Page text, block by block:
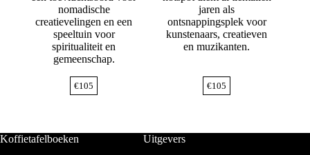
nomadische
creatievelingen en een
speeltuin voor
spiritualiteit en
gemeenschap.
€105
jaren als
ontsnappingsplek voor
kunstenaars, creatieven
en muzikanten.
€105
Koffietafelboeken
Uitgevers